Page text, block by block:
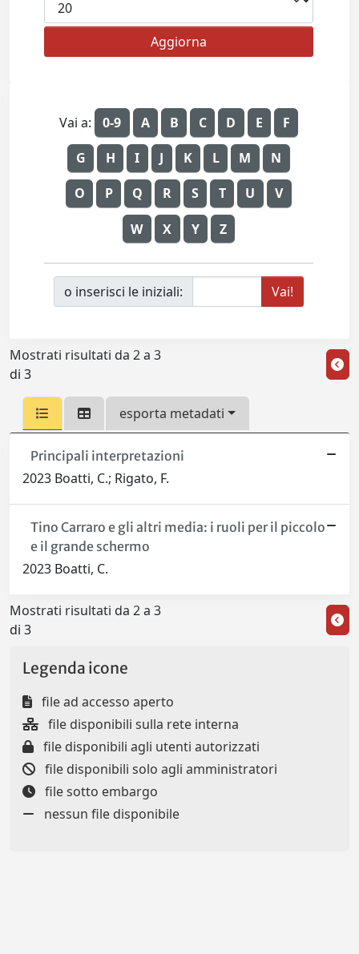
Vai a: 0-9 A B C D E F
G H I J K L M N
O P Q R S T U V
W X Y Z
o inserisci le iniziali:
Mostrati risultati da 2 a 3
di 3
esporta metadati
Principali interpretazioni
2023 Boatti, C.; Rigato, F.
Tino Carraro e gli altri media: i ruoli per il piccolo
e il grande schermo
2023 Boatti, C.
Mostrati risultati da 2 a 3
di 3
Legenda icone
file ad accesso aperto
file disponibili sulla rete interna
file disponibili agli utenti autorizzati
file disponibili solo agli amministratori
file sotto embargo
nessun file disponibile